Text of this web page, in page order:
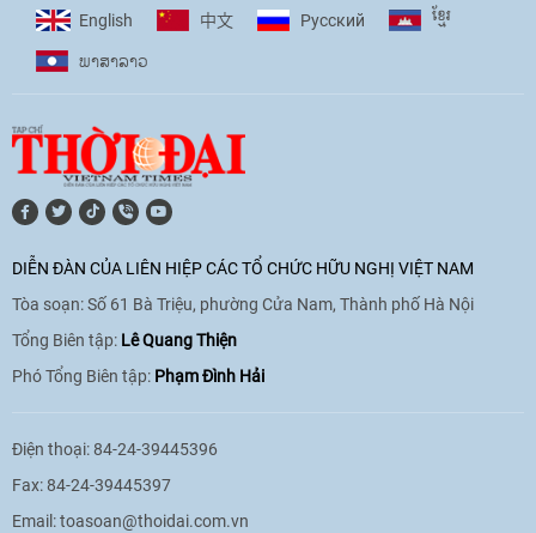
11:10|17/06/2026
hòa bình, hữu nghị giữa các dân tộc"
cho Đại sứ Hungary tại Việt Nam
17:25| 13/06/2026
English 中文 Pусский ខ្មែរ
ພາ​ສາ​ລາວ
DIỄN ĐÀN CỦA LIÊN HIỆP CÁC TỔ CHỨC HỮU NGHỊ VIỆT NAM
Tòa soạn: Số 61 Bà Triệu, phường Cửa Nam, Thành phố Hà Nội
Tổng Biên tập: Lê Quang Thiện
Phó Tổng Biên tập: Phạm Đình Hải
Điện thoại: 84-24-39445396
Fax: 84-24-39445397
Email:toasoan@thoidai.com.vn